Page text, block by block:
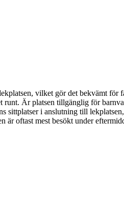
vilket gör det bekvämt
Är platsen tillgänglig för
sittplatser i anslutning till
är oftast mest besökt under